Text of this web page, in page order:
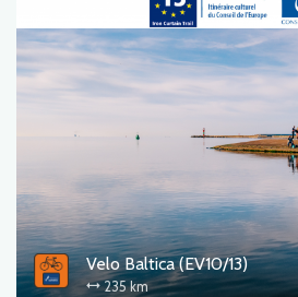
Velo Baltica (EV10/13)
235 km